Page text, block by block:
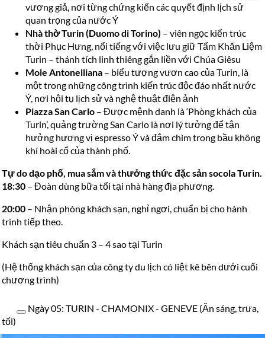
vương giả, nơi từng chứng kiến các quyết định lịch sử
quan trọng của nước Ý
Nhà thờ Turin (Duomo di Torino) – viên ngọc kiến trúc
thời Phục Hưng, nổi tiếng với việc lưu giữ Tấm Khăn Liệm
Turin – thánh tích linh thiêng gắn liền với Chúa Giêsu
Mole Antonelliana – biểu tượng vươn cao của Turin, là
một trong những công trình kiến trúc độc đáo nhất nước
Ý, nơi hội tụ lịch sử và nghệ thuật điện ảnh
Piazza San Carlo – Được mệnh danh là ‘Phòng khách của
Turin’, quảng trường San Carlo là nơi lý tưởng để tận
hưởng hương vị espresso Ý và đắm chìm trong bầu không
khí hoài cổ của thành phố.
Tự do dạo phố, mua sắm và thưởng thức đặc sản socola Turin.
18:30 – Đoàn dùng bữa tối tại nhà hàng địa phương.
20:00 – Nhận phòng khách sạn, nghỉ ngơi, chuẩn bị cho hành
trình tiếp theo.
Khách sạn tiêu chuẩn 3 – 4 sao tại Turin
(Hệ thống khách sạn của công ty du lịch có liệt kê bên dưới cuối
chương trình)
Ngày 05: TURIN - CHAMONIX - GENEVE (Ăn sáng, trưa,
tối)